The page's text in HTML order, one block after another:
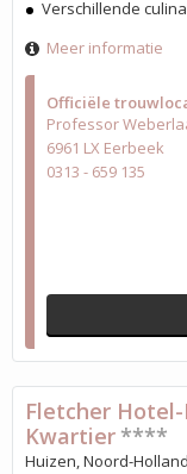
Officiële
Professor
6961 LX Eerbeek
0313 - 659 135
Verschillende
Meer informatie
Fletcher
Kwartier ****
Huizen, Noord-Holland